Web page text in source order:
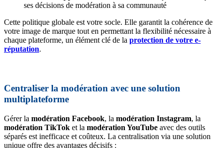
ses décisions de modération à sa communauté
Cette politique globale est votre socle. Elle garantit la cohérence de
votre image de marque tout en permettant la flexibilité nécessaire à
chaque plateforme, un élément clé de la protection de votre e-
réputation.
Centraliser la modération avec une solution
multiplateforme
Gérer la modération Facebook, la modération Instagram, la
modération TikTok et la modération YouTube avec des outils
séparés est inefficace et coûteux. La centralisation via une solution
unique offre des avantages décisifs :